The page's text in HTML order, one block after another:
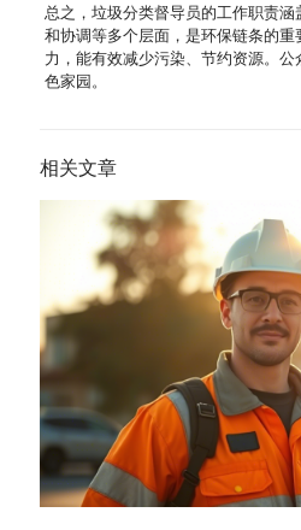
总之，垃圾分类督导员的工作职责
和协调等多个层面，是环保链条的
力，能有效减少污染、节约资源。
色家园。
相关文章